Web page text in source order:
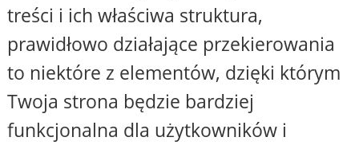
treści i ich właściwa struktura,
prawidłowo działające przekierowania
to niektóre z elementów, dzięki którym
Twoja strona będzie bardziej
funkcjonalna dla użytkowników i